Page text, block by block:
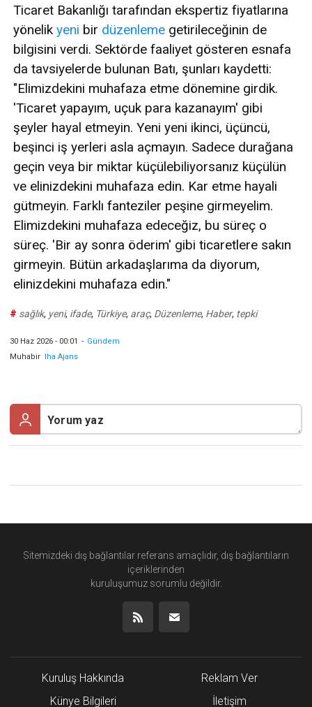
Ticaret Bakanlığı tarafından ekspertiz fiyatlarına
yönelik yeni bir düzenleme getirileceğinin de
bilgisini verdi. Sektörde faaliyet gösteren esnafa
da tavsiyelerde bulunan Batı, şunları kaydetti:
"Elimizdekini muhafaza etme dönemine girdik.
'Ticaret yapayım, uçuk para kazanayım' gibi
şeyler hayal etmeyin. Yeni yeni ikinci, üçüncü,
beşinci iş yerleri asla açmayın. Sadece durağana
geçin veya bir miktar küçülebiliyorsanız küçülün
ve elinizdekini muhafaza edin. Kar etme hayali
gütmeyin. Farklı fanteziler peşine girmeyelim.
Elimizdekini muhafaza edeceğiz, bu süreç o
süreç. 'Bir ay sonra öderim' gibi ticaretlere sakın
girmeyin. Bütün arkadaşlarıma da diyorum,
elinizdekini muhafaza edin."
# sağlık, yeni, ifade, Türkiye, araç, Düzenleme, Haber, tepki
30 Haz 2026 - 00:01 - Gündem
Muhabir
Iha Ajans
Sitemizdeki dış bağlantılar referans amaçlıdır, dış bağlantıların
içeriklerinden
kuruluşumuz sorumlu değildir.
Kuruluş Hakkında
Künye Bilgileri
Reklam Ver
İletişim